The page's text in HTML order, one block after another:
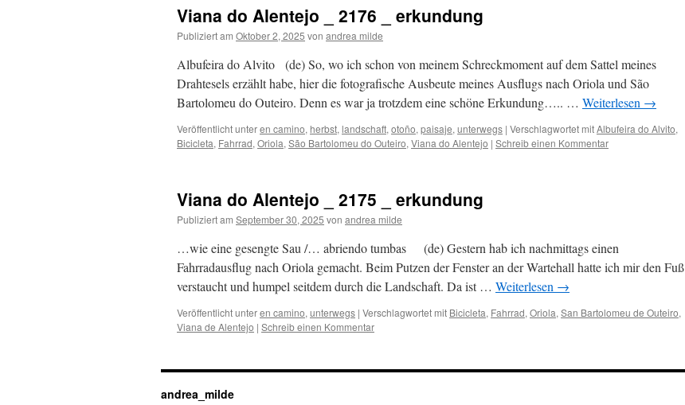
Viana do Alentejo _ 2176 _ erkundung
Publiziert am Oktober 2, 2025 von andrea milde
Albufeira do Alvito (de) So, wo ich schon von meinem Schreckmoment auf dem Sattel meines
Drahtesels erzählt habe, hier die fotografische Ausbeute meines Ausflugs nach Oriola und São
Bartolomeu do Outeiro. Denn es war ja trotzdem eine schöne Erkundung….. … Weiterlesen →
Veröffentlicht unteren camino, herbst, landschaft, otoño, paisaje, unterwegs | Verschlagwortet mitAlbufeira do Alvito,
Bicicleta, Fahrrad, Oriola, São Bartolomeu do Outeiro, Viana do Alentejo | Schreib einen Kommentar
Viana do Alentejo _ 2175 _ erkundung
Publiziert am September 30, 2025 von andrea milde
…wie eine gesengte Sau /… abriendo tumbas (de) Gestern hab ich nachmittags einen
Fahrradausflug nach Oriola gemacht. Beim Putzen der Fenster an der Wartehall hatte ich mir den Fuß
verstaucht und humpel seitdem durch die Landschaft. Da ist … Weiterlesen →
Veröffentlicht unteren camino, unterwegs | Verschlagwortet mit Bicicleta, Fahrrad, Oriola, San Bartolomeu de Outeiro,
Viana de Alentejo | Schreib einen Kommentar
andrea_milde